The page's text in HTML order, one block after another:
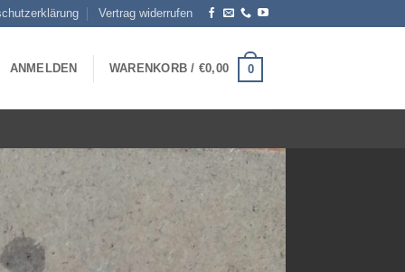
Vertrag widerrufen
ANMELDEN WARENKORB / €0,00 0